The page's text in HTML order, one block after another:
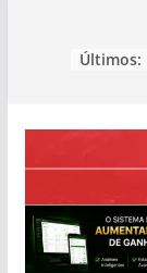
Últimos: